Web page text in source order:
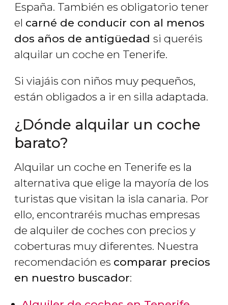
España. También es obligatorio tener
el carné de conducir con al menos
dos años de antigüedad si queréis
alquilar un coche en Tenerife.
Si viajáis con niños muy pequeños,
están obligados a ir en silla adaptada.
¿Dónde alquilar un coche
barato?
Alquilar un coche en Tenerife es la
alternativa que elige la mayoría de los
turistas que visitan la isla canaria. Por
ello, encontraréis muchas empresas
de alquiler de coches con precios y
coberturas muy diferentes. Nuestra
recomendación es comparar precios
en nuestro buscador: